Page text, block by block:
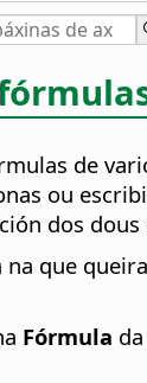
de
ou
dos
na que
Fórmula